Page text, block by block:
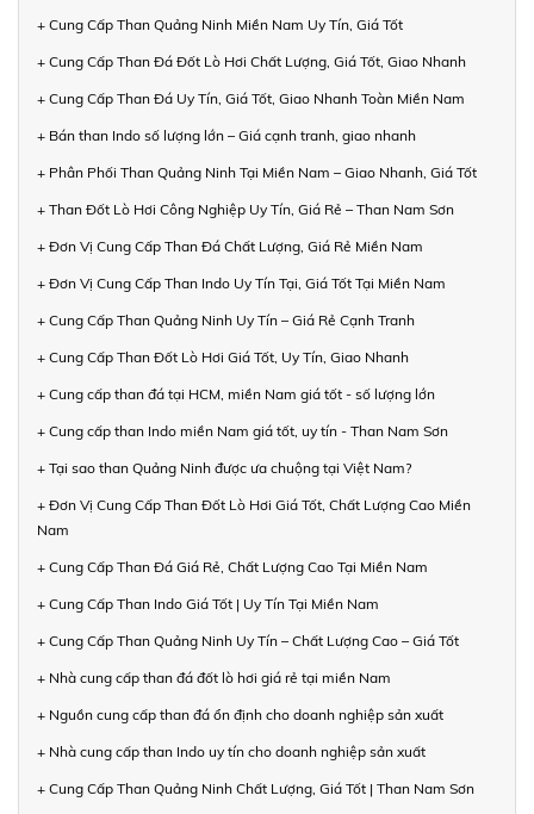
+ Cung Cấp Than Quảng Ninh Miền Nam Uy Tín, Giá Tốt
+ Cung Cấp Than Đá Đốt Lò Hơi Chất Lượng, Giá Tốt, Giao Nhanh
+ Cung Cấp Than Đá Uy Tín, Giá Tốt, Giao Nhanh Toàn Miền Nam
+ Bán than Indo số lượng lớn – Giá cạnh tranh, giao nhanh
+ Phân Phối Than Quảng Ninh Tại Miền Nam – Giao Nhanh, Giá Tốt
+ Than Đốt Lò Hơi Công Nghiệp Uy Tín, Giá Rẻ – Than Nam Sơn
+ Đơn Vị Cung Cấp Than Đá Chất Lượng, Giá Rẻ Miền Nam
+ Đơn Vị Cung Cấp Than Indo Uy Tín Tại, Giá Tốt Tại Miền Nam
+ Cung Cấp Than Quảng Ninh Uy Tín – Giá Rẻ Cạnh Tranh
+ Cung Cấp Than Đốt Lò Hơi Giá Tốt, Uy Tín, Giao Nhanh
+ Cung cấp than đá tại HCM, miền Nam giá tốt - số lượng lớn
+ Cung cấp than Indo miền Nam giá tốt, uy tín - Than Nam Sơn
+ Tại sao than Quảng Ninh được ưa chuộng tại Việt Nam?
+ Đơn Vị Cung Cấp Than Đốt Lò Hơi Giá Tốt, Chất Lượng Cao Miền
Nam
+ Cung Cấp Than Đá Giá Rẻ, Chất Lượng Cao Tại Miền Nam
+ Cung Cấp Than Indo Giá Tốt | Uy Tín Tại Miền Nam
+ Cung Cấp Than Quảng Ninh Uy Tín – Chất Lượng Cao – Giá Tốt
+ Nhà cung cấp than đá đốt lò hơi giá rẻ tại miền Nam
+ Nguồn cung cấp than đá ổn định cho doanh nghiệp sản xuất
+ Nhà cung cấp than Indo uy tín cho doanh nghiệp sản xuất
+ Cung Cấp Than Quảng Ninh Chất Lượng, Giá Tốt | Than Nam Sơn